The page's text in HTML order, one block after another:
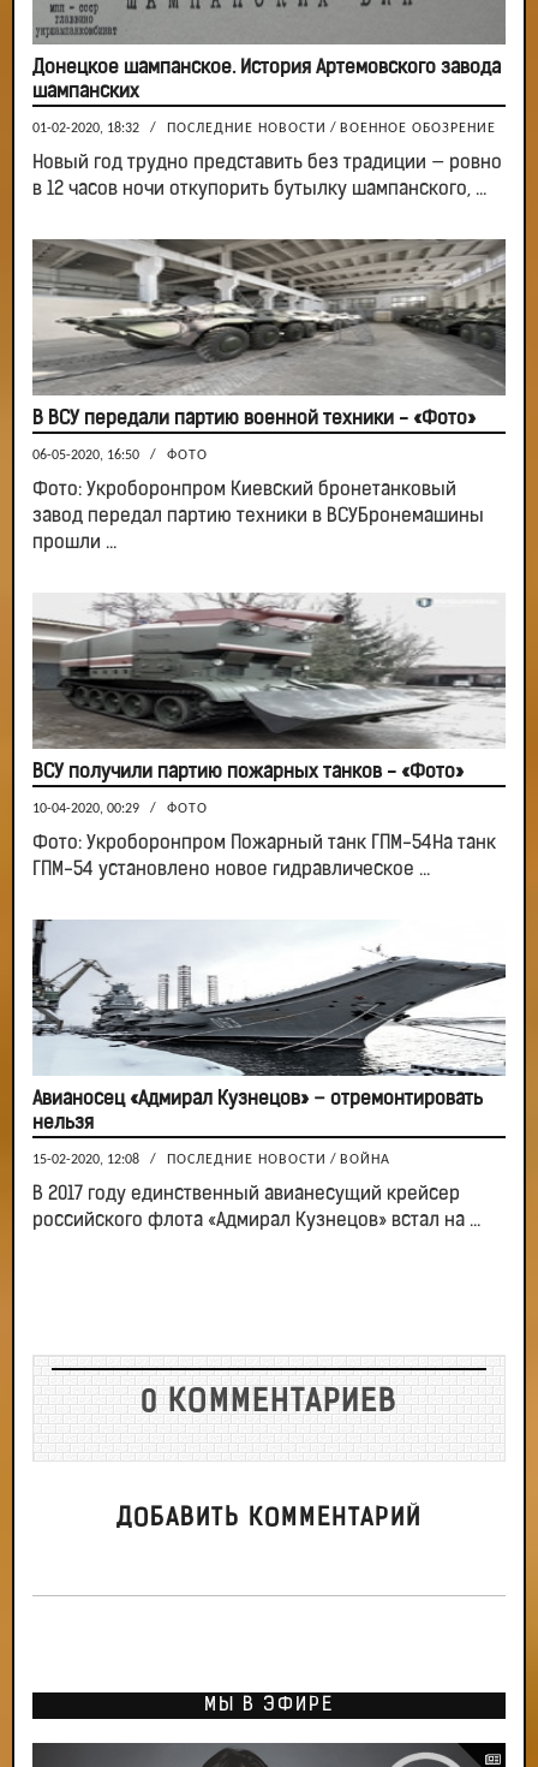
Донецкое шампанское. История Артемовского завода
шампанских
01-02-2020, 18:32 / ПОСЛЕДНИЕ НОВОСТИ / ВОЕННОЕ ОБОЗРЕНИЕ
Новый год трудно представить без традиции — ровно
в 12 часов ночи откупорить бутылку шампанского, ...
В ВСУ передали партию военной техники - «Фото»
06-05-2020, 16:50 / ФОТО
Фото: Укроборонпром Киевский бронетанковый
завод передал партию техники в ВСУБронемашины
прошли ...
ВСУ получили партию пожарных танков - «Фото»
10-04-2020, 00:29 / ФОТО
Фото: Укроборонпром Пожарный танк ГПМ-54На танк
ГПМ-54 установлено новое гидравлическое ...
Авианосец «Адмирал Кузнецов» – отремонтировать
нельзя
15-02-2020, 12:08 / ПОСЛЕДНИЕ НОВОСТИ / ВОЙНА
В 2017 году единственный авианесущий крейсер
российского флота «Адмирал Кузнецов» встал на ...
0 КОММЕНТАРИЕВ
ДОБАВИТЬ КОММЕНТАРИЙ
МЫ В ЭФИРЕ